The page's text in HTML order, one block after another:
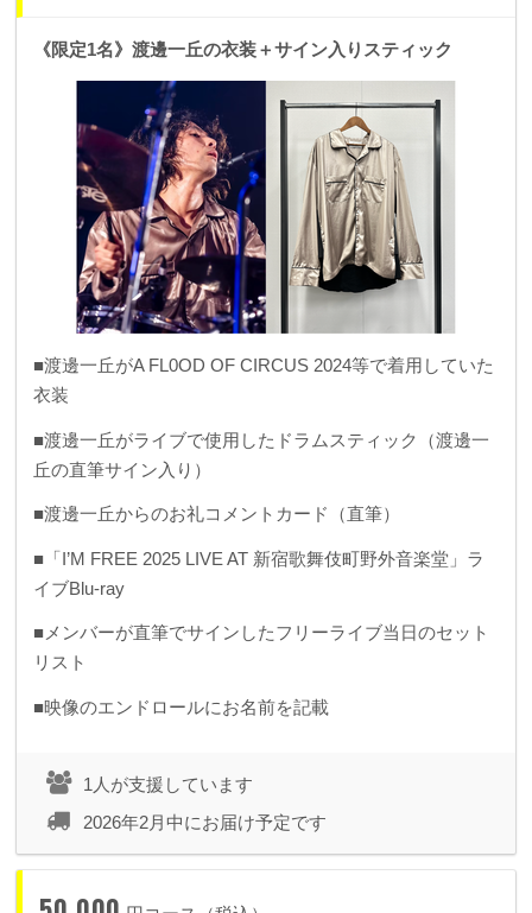
《限定1名》渡邊一丘の衣装＋サイン入りスティック
■渡邊一丘がA FL0OD OF CIRCUS 2024等で着用していた
衣装
■渡邊一丘がライブで使用したドラムスティック（渡邊一
丘の直筆サイン入り）
■渡邊一丘からのお礼コメントカード（直筆）
■「I’M FREE 2025 LIVE AT 新宿歌舞伎町野外音楽堂」ラ
イブBlu-ray
■メンバーが直筆でサインしたフリーライブ当日のセット
リスト
■映像のエンドロールにお名前を記載
1人が支援しています
2026年2月中にお届け予定です